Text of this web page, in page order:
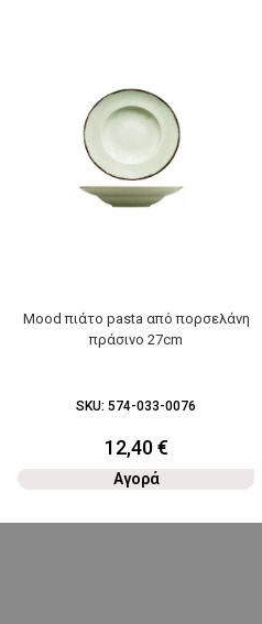
Mood πιάτο pasta από πορσελάνη
πράσινο 27cm
SKU:574-033-0076
12,40€
Αγορά